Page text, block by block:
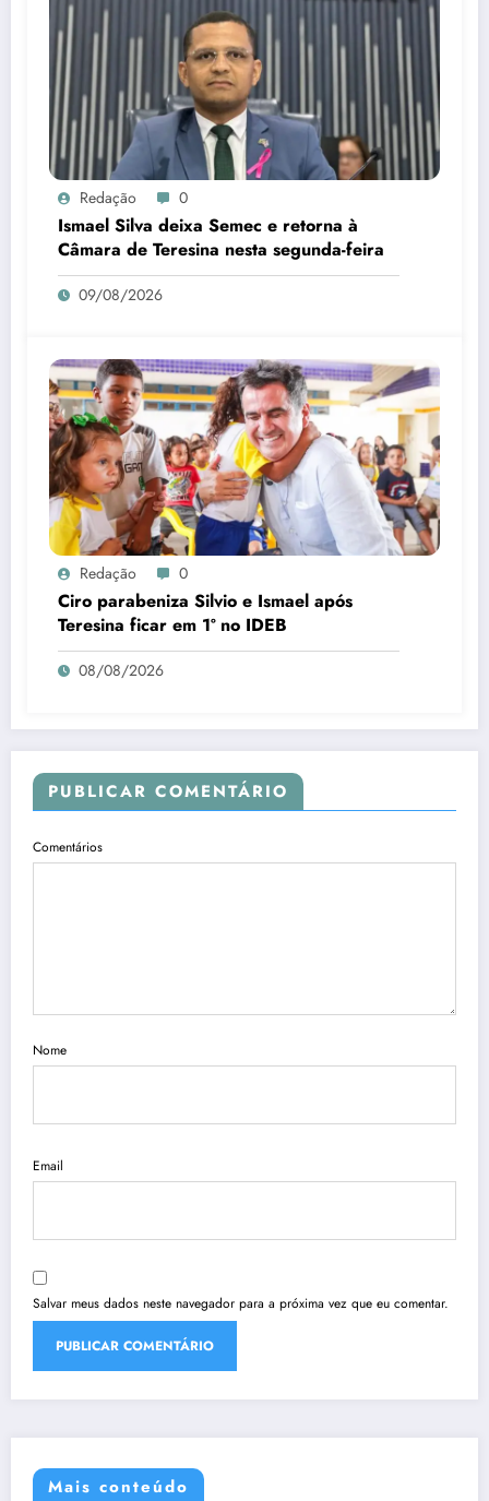
Redação 0
Ismael Silva deixa Semec e retorna à
Câmara de Teresina nesta segunda-feira
09/08/2026
Redação 0
Ciro parabeniza Silvio e Ismael após
Teresina ficar em 1º no IDEB
08/08/2026
PUBLICAR COMENTÁRIO
Comentários
Nome
Email
Salvar meus dados neste navegador para a próxima vez que eu comentar.
Mais conteúdo